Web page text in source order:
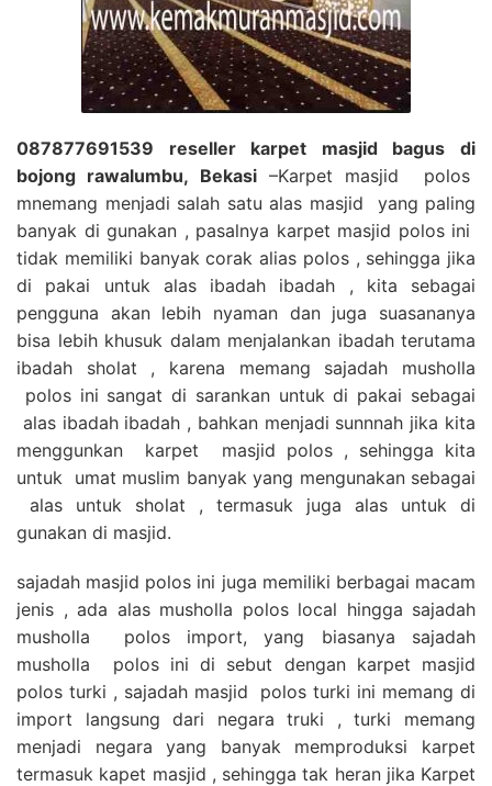
087877691539 reseller karpet masjid bagus di
bojong rawalumbu, Bekasi–Karpet masjid polos
mnemang menjadi salah satu alas masjid yang paling
banyak di gunakan , pasalnya karpet masjid polos ini
tidak memiliki banyak corak alias polos , sehingga jika
di pakai untuk alas ibadah ibadah , kita sebagai
pengguna akan lebih nyaman dan juga suasananya
bisa lebih khusuk dalam menjalankan ibadah terutama
ibadah sholat , karena memang sajadah musholla
polos ini sangat di sarankan untuk di pakai sebagai
alas ibadah ibadah , bahkan menjadi sunnnah jika kita
menggunkan karpet masjid polos , sehingga kita
untuk umat muslim banyak yang mengunakan sebagai
alas untuk sholat , termasuk juga alas untuk di
gunakan di masjid.
sajadah masjid polos ini juga memiliki berbagai macam
jenis , ada alas musholla polos local hingga sajadah
musholla polos import, yang biasanya sajadah
musholla polos ini di sebut dengan karpet masjid
polos turki , sajadah masjid polos turki ini memang di
import langsung dari negara truki , turki memang
menjadi negara yang banyak memproduksi karpet
termasuk kapet masjid , sehingga tak heran jika Karpet